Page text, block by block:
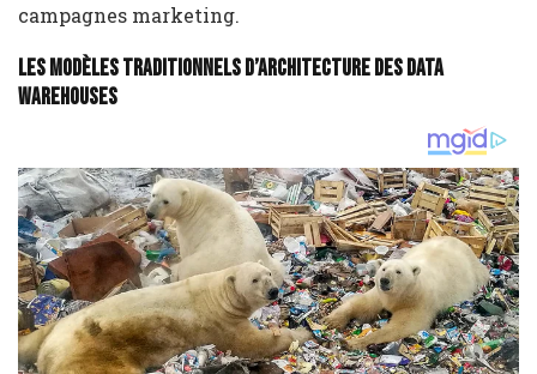
campagnes marketing.
Les modèles traditionnels d’architecture des data
warehouses